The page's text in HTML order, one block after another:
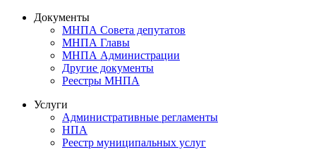
Документы
МНПА Совета депутатов
МНПА Главы
МНПА Администрации
Другие документы
Реестры МНПА
Услуги
Административные регламенты
НПА
Реестр муниципальных услуг